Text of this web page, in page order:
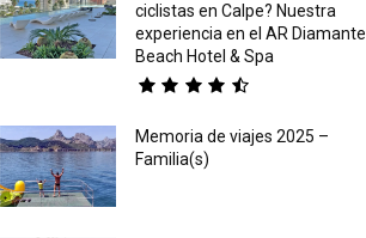
ciclistas en Calpe? Nuestra
experiencia en el AR Diamante
Beach Hotel & Spa
Memoria de viajes 2025 –
Familia(s)